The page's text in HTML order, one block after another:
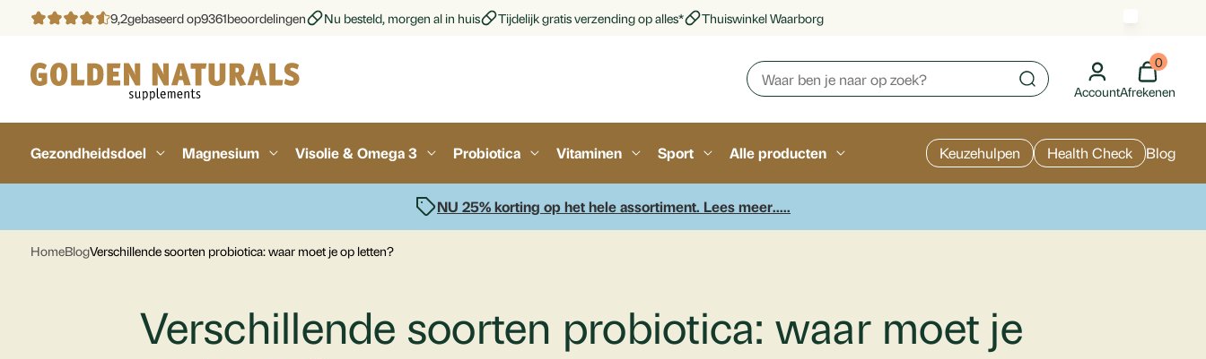
9,2gebaseerd op9361beoordelingen Nu besteld, morgen al in huis Tijdelijk gratis verzending op alles* Thuiswinkel Waarborg
Account
0
Afrekenen
Gezondheidsdoel Magnesium Visolie & Omega 3 Probiotica Vitaminen Sport Alle producten Keuzehulpen Health Check Blog
NU 25% korting op het hele assortiment. Lees meer.....
HomeBlogVerschillende soorten probiotica: waar moet je op letten?
Verschillende soorten probiotica: waar moet je